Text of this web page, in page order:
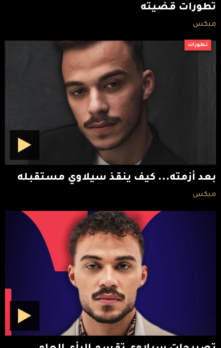
تطورات قضيته
ميكس
تطورات
بعد أزمته... كيف ينقذ سيلاوي مستقبله
ميكس